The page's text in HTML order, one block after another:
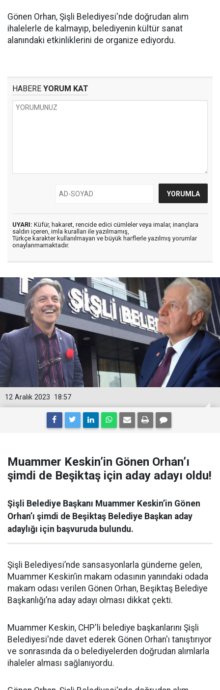
Gönen Orhan, Şişli Belediyesi'nde doğrudan alım
ihalelerle de kalmayıp, belediyenin kültür sanat
alanındaki etkinliklerini de organize ediyordu.
HABERE YORUM KAT
UYARI: Küfür, hakaret, rencide edici cümleler veya imalar, inançlara
saldırı içeren, imla kuralları ile yazılmamış,
Türkçe karakter kullanılmayan ve büyük harflerle yazılmış yorumlar
onaylanmamaktadır.
18:57
12 Aralık 2023
Muammer Keskin’in Gönen Orhan’ı
şimdi de Beşiktaş için aday adayı oldu!
Şişli Belediye Başkanı Muammer Keskin’in Gönen
Orhan’ı şimdi de Beşiktaş Belediye Başkan aday
adaylığı için başvuruda bulundu.
Şişli Belediyesi’nde sansasyonlarla gündeme gelen,
Muammer Keskin’in makam odasının yanındaki odada
makam odası verilen Gönen Orhan, Beşiktaş Belediye
Başkanlığı’na aday adayı olması dikkat çekti.
Muammer Keskin, CHP'li belediye başkanlarını Şişli
Belediyesi'nde davet ederek Gönen Orhan'ı tanıştırıyor
ve sonrasında da o belediyelerden doğrudan alımlarla
ihaleler alması sağlanıyordu.